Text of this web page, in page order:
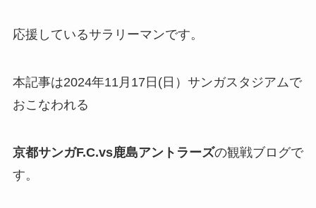
応援しているサラリーマンです。
本記事は2024年11月17日(日）サンガスタジアムで
おこなわれる
京都サンガF.C.vs鹿島アントラーズの観戦ブログで
す。